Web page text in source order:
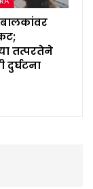
तत्परतेने
दुर्घटना